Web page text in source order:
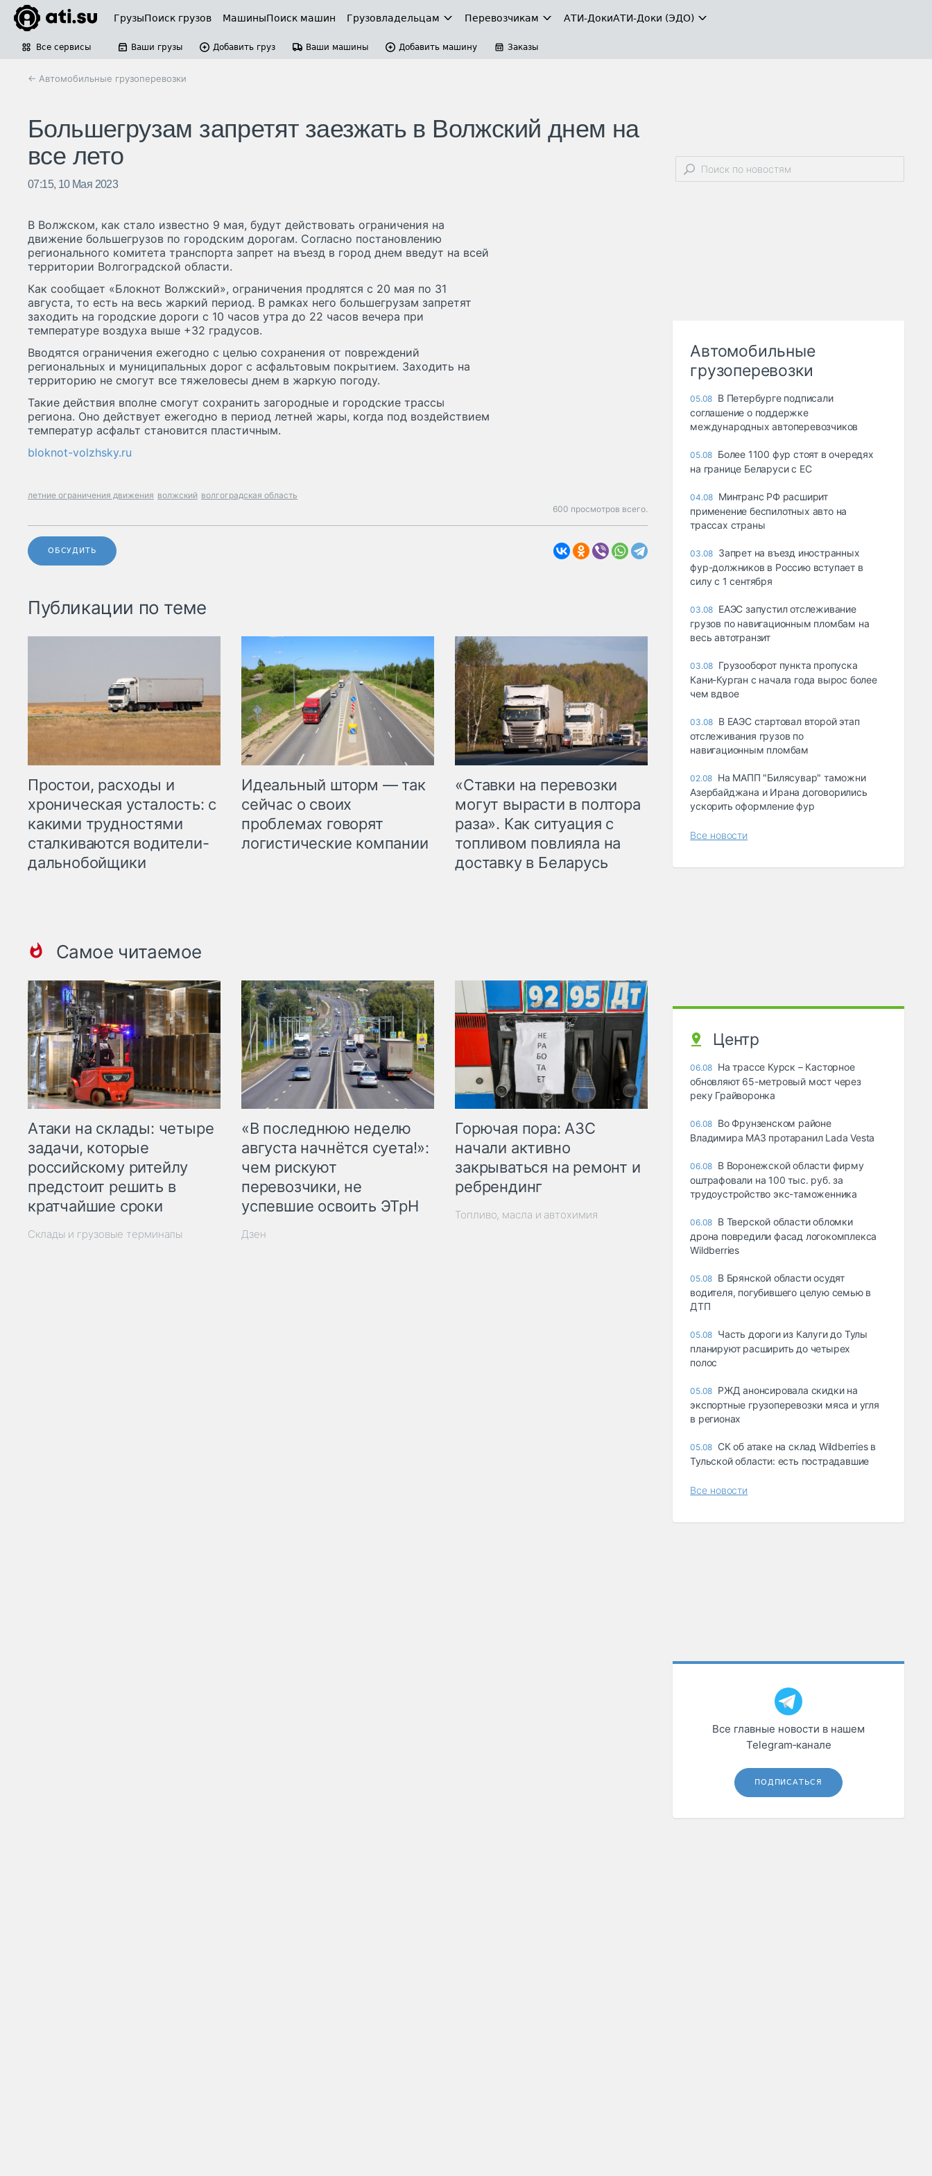
ГрузыПоиск грузов МашиныПоиск машин Грузовладельцам Перевозчикам АТИ-ДокиАТИ-Доки (ЭДО)
Все сервисы Ваши грузы Добавить груз Ваши машины Добавить машину Заказы
← Автомобильные грузоперевозки
Большегрузам запретят заезжать в Волжский днем на
все лето
07:15, 10 Мая 2023
В Волжском, как стало известно 9 мая, будут действовать ограничения на
движение большегрузов по городским дорогам. Согласно постановлению
регионального комитета транспорта запрет на въезд в город днем введут на всей
территории Волгоградской области.
Как сообщает «Блокнот Волжский», ограничения продлятся с 20 мая по 31
августа, то есть на весь жаркий период. В рамках него большегрузам запретят
заходить на городские дороги с 10 часов утра до 22 часов вечера при
температуре воздуха выше +32 градусов.
Вводятся ограничения ежегодно с целью сохранения от повреждений
региональных и муниципальных дорог с асфальтовым покрытием. Заходить на
территорию не смогут все тяжеловесы днем в жаркую погоду.
Такие действия вполне смогут сохранить загородные и городские трассы
региона. Оно действует ежегодно в период летней жары, когда под воздействием
температур асфальт становится пластичным.
bloknot-volzhsky.ru
летние ограничения движения волжский волгоградская область
600 просмотров всего.
ОБСУДИТЬ
Публикации по теме
Простои, расходы и
хроническая усталость: с
какими трудностями
сталкиваются водители-
дальнобойщики
Идеальный шторм — так
сейчас о своих
проблемах говорят
логистические компании
«Ставки на перевозки
могут вырасти в полтора
раза». Как ситуация с
топливом повлияла на
доставку в Беларусь
Самое читаемое
Атаки на склады: четыре
задачи, которые
российскому ритейлу
предстоит решить в
кратчайшие сроки
Склады и грузовые терминалы
«В последнюю неделю
августа начнётся суета!»:
чем рискуют
перевозчики, не
успевшие освоить ЭТрН
Дзен
Горючая пора: АЗС
начали активно
закрываться на ремонт и
ребрендинг
Топливо, масла и автохимия
Автомобильные
грузоперевозки
05.08 В Петербурге подписали
соглашение о поддержке
международных автоперевозчиков
05.08 Более 1100 фур стоят в очередях
на границе Беларуси с ЕС
04.08 Минтранс РФ расширит
применение беспилотных авто на
трассах страны
03.08 Запрет на въезд иностранных
фур-должников в Россию вступает в
силу с 1 сентября
03.08 ЕАЭС запустил отслеживание
грузов по навигационным пломбам на
весь автотранзит
03.08 Грузооборот пункта пропуска
Кани-Курган с начала года вырос более
чем вдвое
03.08 В ЕАЭС стартовал второй этап
отслеживания грузов по
навигационным пломбам
02.08 На МАПП "Билясувар" таможни
Азербайджана и Ирана договорились
ускорить оформление фур
Все новости
Центр
06.08 На трассе Курск – Касторное
обновляют 65-метровый мост через
реку Грайворонка
06.08 Во Фрунзенском районе
Владимира МАЗ протаранил Lada Vesta
06.08 В Воронежской области фирму
оштрафовали на 100 тыс. руб. за
трудоустройство экс-таможенника
06.08 В Тверской области обломки
дрона повредили фасад логокомплекса
Wildberries
05.08 В Брянской области осудят
водителя, погубившего целую семью в
ДТП
05.08 Часть дороги из Калуги до Тулы
планируют расширить до четырех
полос
05.08 РЖД анонсировала скидки на
экспортные грузоперевозки мяса и угля
в регионах
05.08 СК об атаке на склад Wildberries в
Тульской области: есть пострадавшие
Все новости
Все главные новости в нашем
Telegram‑канале
ПОДПИСАТЬСЯ